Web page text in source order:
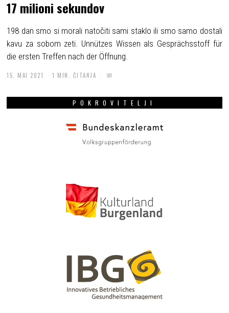
17 milioni sekundov
198 dan smo si morali natočiti sami staklo ili smo samo dostali
kavu za sobom zeti. Unnützes Wissen als Gesprächsstoff für
die ersten Treffen nach der Öffnung.
15. MAI 2021 1 MIN. ČITANJA
POKROVITELJI